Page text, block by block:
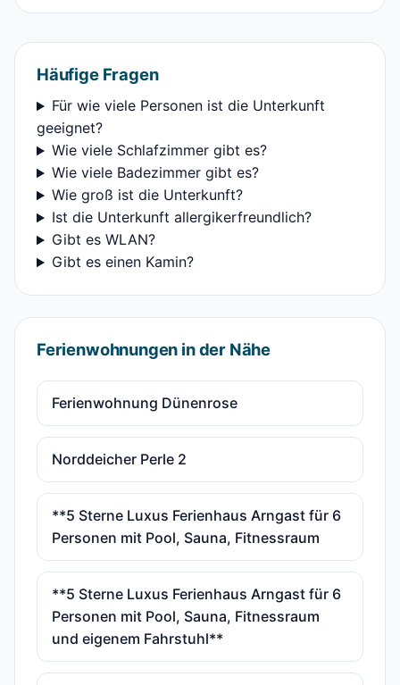
Häufige Fragen
Für wie viele Personen ist die Unterkunft
geeignet?
Wie viele Schlafzimmer gibt es?
Wie viele Badezimmer gibt es?
Wie groß ist die Unterkunft?
Ist die Unterkunft allergikerfreundlich?
Gibt es WLAN?
Gibt es einen Kamin?
Ferienwohnungen in der Nähe
Ferienwohnung Dünenrose
Norddeicher Perle 2
**5 Sterne Luxus Ferienhaus Arngast für 6
Personen mit Pool, Sauna, Fitnessraum
**5 Sterne Luxus Ferienhaus Arngast für 6
Personen mit Pool, Sauna, Fitnessraum
und eigenem Fahrstuhl**